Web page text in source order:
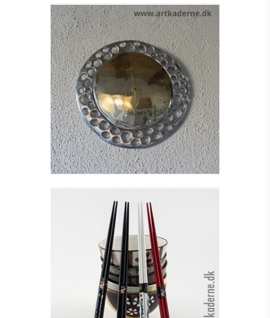
VÆGUR - RADIUM
WALL
Se detajler
SÆT MED SPISEPINDE I
TRÆ
Se detajler